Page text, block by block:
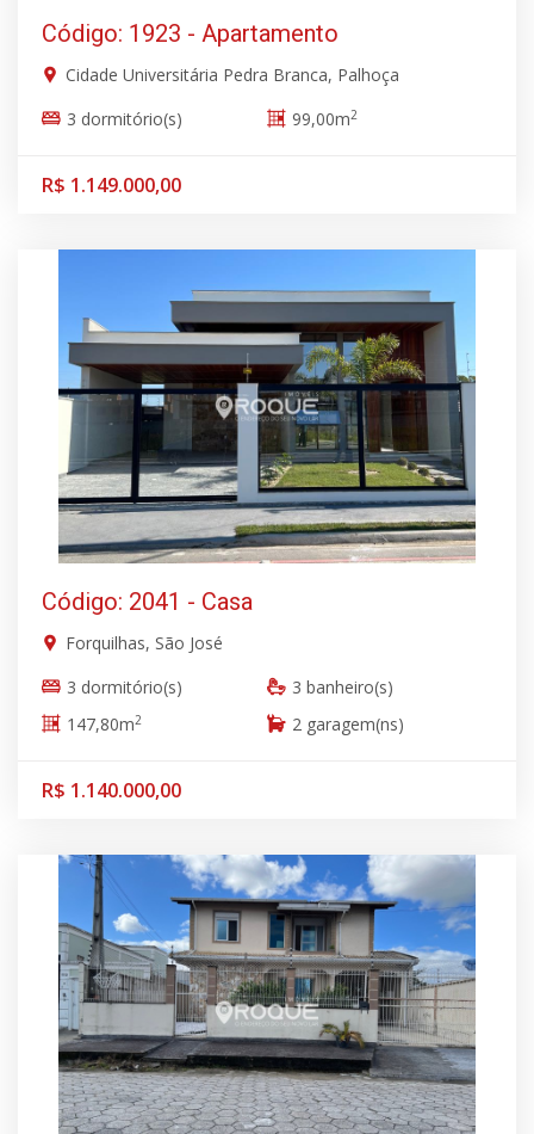
Código: 1923 - Apartamento
Cidade Universitária Pedra Branca, Palhoça
3 dormitório(s)
99,00m2
R$ 1.149.000,00
Código: 2041 - Casa
Forquilhas, São José
3 dormitório(s)
3 banheiro(s)
147,80m2 2 garagem(ns)
R$ 1.140.000,00